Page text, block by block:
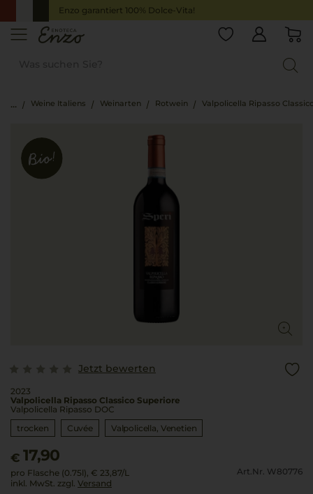
Enzo garantiert 100% Dolce-Vita!
Weine Italiens Weinarten Rotwein Valpolicella Ripasso
Jetzt bewerten
2023
Valpolicella Ripasso Classico Superiore
Valpolicella Ripasso DOC
trocken
Cuvée Valpolicella Venetien
€ 17,90
pro Flasche (0.75l), € 23,87/L
inkl. MwSt. zzgl. Versand
Art.Nr. W80776